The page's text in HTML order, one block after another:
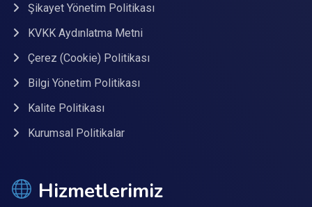
Şikayet Yönetim Politikası
KVKK Aydınlatma Metni
Çerez (Cookie) Politikası
Bilgi Yönetim Politikası
Kalite Politikası
Kurumsal Politikalar
Hizmetlerimiz